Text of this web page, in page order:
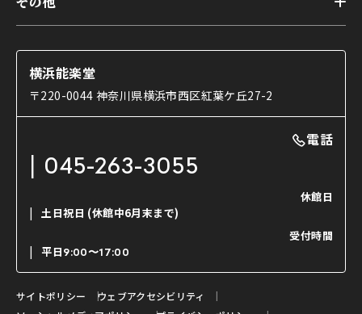
交通アクセス
研修室
楽屋
ご利用の流れ
利用料金表
能舞台と演じ手
使用する道具
能・狂言の曲目説明
日本の古典芸能
コラム
OTABISHO
チケット購入方法
ご寄附について
よくいただくご質問
お問い合わせ
横浜能楽堂
〒220-0044 神奈川県横浜市西区紅葉ケ丘27-2
電話
045-263-3055
休館日
土日祝日 (休館中6月末まで)
受付時間
平日9:00〜17:00
サイトポリシー
ウェブアクセシビリティ